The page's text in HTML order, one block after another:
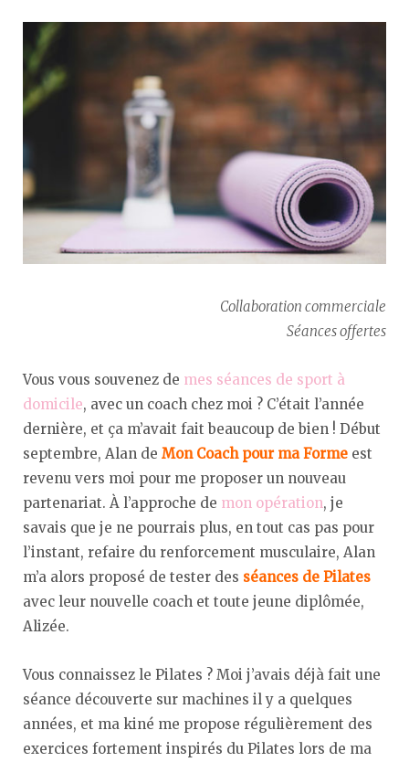
Collaboration commerciale
Séances offertes
Vous vous souvenez de mes séances de sport à
domicile, avec un coach chez moi ? C’était l’année
dernière, et ça m’avait fait beaucoup de bien ! Début
septembre, Alan de Mon Coach pour ma Forme est
revenu vers moi pour me proposer un nouveau
partenariat. À l’approche de mon opération, je
savais que je ne pourrais plus, en tout cas pas pour
l’instant, refaire du renforcement musculaire, Alan
m’a alors proposé de tester des séances de Pilates
avec leur nouvelle coach et toute jeune diplômée,
Alizée.
Vous connaissez le Pilates ? Moi j’avais déjà fait une
séance découverte sur machines il y a quelques
années, et ma kiné me propose régulièrement des
exercices fortement inspirés du Pilates lors de ma